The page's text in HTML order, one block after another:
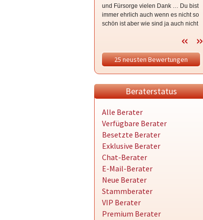
und Fürsorge vielen Dank … Du bist
immer ehrlich auch wenn es nicht so
schön ist aber wie sind ja auch nicht
isses 🥰 ganz lieben Dank für dein
mittlerweile Freundschaft hdl 😘
25 neusten Bewertungen
Beraterstatus
Alle Berater
Verfügbare Berater
Besetzte Berater
Exklusive Berater
Chat-Berater
E-Mail-Berater
Neue Berater
Stammberater
VIP Berater
Premium Berater